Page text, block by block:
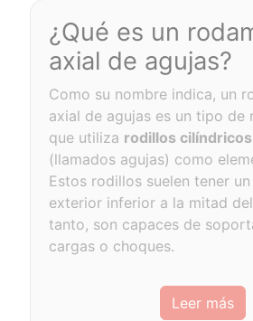
¿Qué es un
axial de agujas?
Como su nombre indica, un
axial de agujas es un tipo de
que utiliza rodillos
(llamados agujas) como
Estos rodillos suelen tener
exterior inferior a la mitad
tanto, son capaces de
cargas o choques.
Leer más